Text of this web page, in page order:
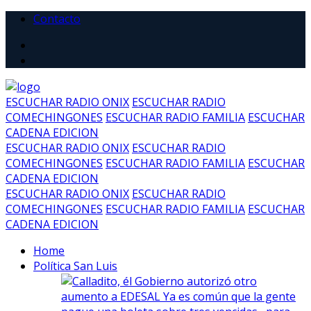
Contacto
ESCUCHAR RADIO ONIX ESCUCHAR RADIO
COMECHINGONES ESCUCHAR RADIO FAMILIA ESCUCHAR
CADENA EDICION
ESCUCHAR RADIO ONIX ESCUCHAR RADIO
COMECHINGONES ESCUCHAR RADIO FAMILIA ESCUCHAR
CADENA EDICION
ESCUCHAR RADIO ONIX ESCUCHAR RADIO
COMECHINGONES ESCUCHAR RADIO FAMILIA ESCUCHAR
CADENA EDICION
Home
Política San Luis